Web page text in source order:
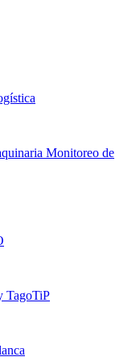
Monitoreo de
TagoTiP